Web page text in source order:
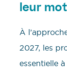
leur
À
2027, les
essentielle